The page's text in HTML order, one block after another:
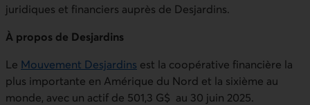
juridiques et financiers auprès de Desjardins.
À propos de Desjardins
Le Mouvement Desjardins est la coopérative financière la
plus importante en Amérique du Nord et la sixième au
monde, avec un actif de 501,3 G$ au 30 juin 2025.